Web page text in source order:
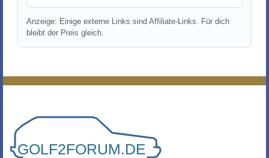
Anzeige: Einige externe Links sind Affiliate-Links. Für dich
bleibt der Preis gleich.